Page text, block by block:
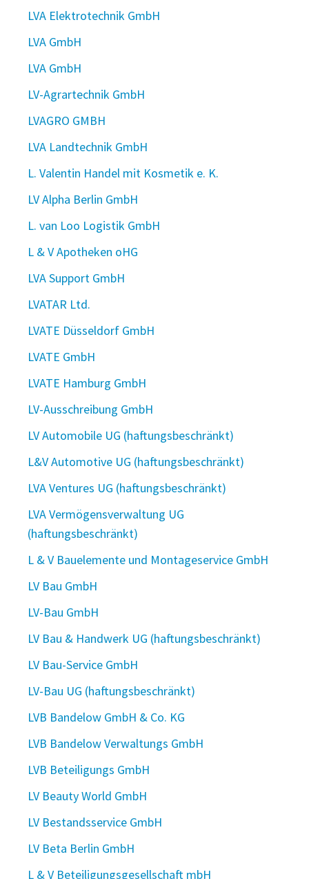
LVA Elektrotechnik GmbH
LVA GmbH
LVA GmbH
LV-Agrartechnik GmbH
LVAGRO GMBH
LVA Landtechnik GmbH
L. Valentin Handel mit Kosmetik e. K.
LV Alpha Berlin GmbH
L. van Loo Logistik GmbH
L & V Apotheken oHG
LVA Support GmbH
LVATAR Ltd.
LVATE Düsseldorf GmbH
LVATE GmbH
LVATE Hamburg GmbH
LV-Ausschreibung GmbH
LV Automobile UG (haftungsbeschränkt)
L&V Automotive UG (haftungsbeschränkt)
LVA Ventures UG (haftungsbeschränkt)
LVA Vermögensverwaltung UG
(haftungsbeschränkt)
L & V Bauelemente und Montageservice GmbH
LV Bau GmbH
LV-Bau GmbH
LV Bau & Handwerk UG (haftungsbeschränkt)
LV Bau-Service GmbH
LV-Bau UG (haftungsbeschränkt)
LVB Bandelow GmbH & Co. KG
LVB Bandelow Verwaltungs GmbH
LVB Beteiligungs GmbH
LV Beauty World GmbH
LV Bestandsservice GmbH
LV Beta Berlin GmbH
L & V Beteiligungsgesellschaft mbH